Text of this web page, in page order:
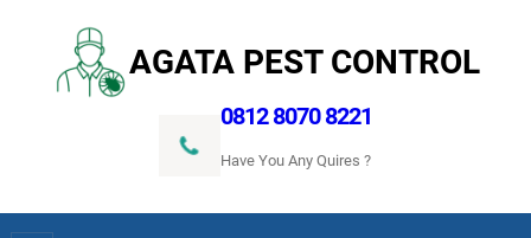
konten
AGATA PEST CONTROL
0812 8070 8221
Have You Any Quires ?